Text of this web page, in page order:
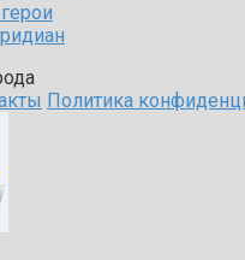
Политика